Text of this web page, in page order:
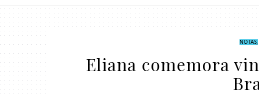
NOTAS,
Eliana comemora